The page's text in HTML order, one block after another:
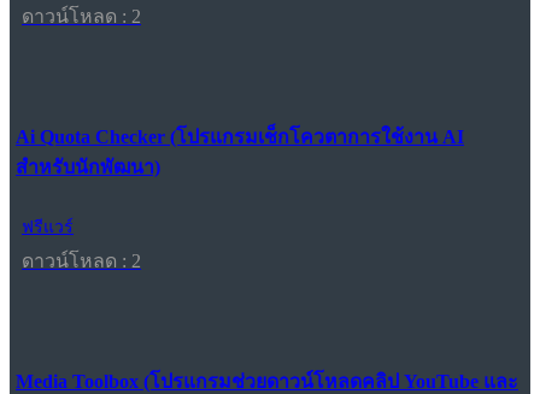
ดาวน์โหลด : 2
Ai Quota Checker (โปรแกรมเช็กโควตาการใช้งาน AI
สำหรับนักพัฒนา)
ฟรีแวร์
ดาวน์โหลด : 2
Media Toolbox (โปรแกรมช่วยดาวน์โหลดคลิป YouTube และ